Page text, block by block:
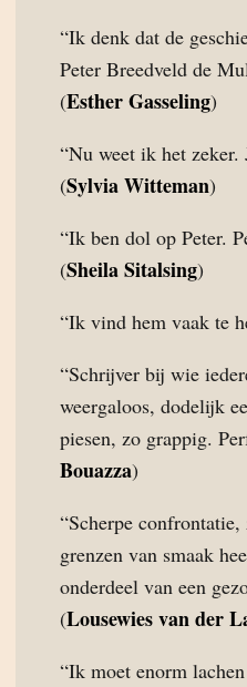
“Ik denk dat de
Peter Breedveld de
(Esther Gasseling)
“Nu weet ik het
(Sylvia Witteman)
“Ik ben dol op Peter.
(Sheila Sitalsing)
“Ik vind hem vaak te
“Schrijver bij wie
weergaloos, dodelijk
piesen, zo grappig.
Bouazza)
“Scherpe
grenzen van smaak
onderdeel van een
(Lousewies van der
“Ik moet enorm